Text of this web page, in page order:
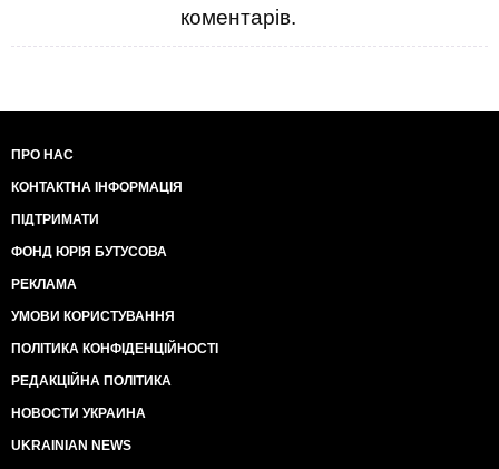
коментарів.
ПРО НАС
КОНТАКТНА ІНФОРМАЦІЯ
ПІДТРИМАТИ
ФОНД ЮРІЯ БУТУСОВА
РЕКЛАМА
УМОВИ КОРИСТУВАННЯ
ПОЛІТИКА КОНФІДЕНЦІЙНОСТІ
РЕДАКЦІЙНА ПОЛІТИКА
НОВОСТИ УКРАИНА
UKRAINIAN NEWS